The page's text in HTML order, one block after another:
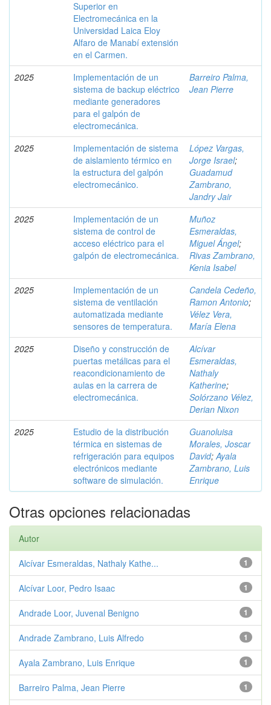
Superior en
Electromecánica en la
Universidad Laica Eloy
Alfaro de Manabí extensión
en el Carmen.
2025
Implementación de un
sistema de backup eléctrico
mediante generadores
para el galpón de
electromecánica.
Barreiro Palma,
Jean Pierre
2025
Implementación de sistema
de aislamiento térmico en
la estructura del galpón
electromecánico.
López Vargas,
Jorge Israel;
Guadamud
Zambrano,
Jandry Jair
2025
Implementación de un
sistema de control de
acceso eléctrico para el
galpón de electromecánica.
Muñoz
Esmeraldas,
Miguel Ángel;
Rivas Zambrano,
Kenia Isabel
2025
Implementación de un
sistema de ventilación
automatizada mediante
sensores de temperatura.
Candela Cedeño,
Ramon Antonio;
Vélez Vera,
María Elena
2025
Diseño y construcción de
puertas metálicas para el
reacondicionamiento de
aulas en la carrera de
electromecánica.
Alcívar
Esmeraldas,
Nathaly
Katherine;
Solórzano Vélez,
Derian Nixon
2025
Estudio de la distribución
térmica en sistemas de
refrigeración para equipos
electrónicos mediante
software de simulación.
Guanoluisa
Morales, Joscar
David; Ayala
Zambrano, Luis
Enrique
Otras opciones relacionadas
Autor
1
Alcívar Esmeraldas, Nathaly Kathe...
1
Alcívar Loor, Pedro Isaac
1
Andrade Loor, Juvenal Benigno
1
Andrade Zambrano, Luis Alfredo
1
Ayala Zambrano, Luis Enrique
1
Barreiro Palma, Jean Pierre